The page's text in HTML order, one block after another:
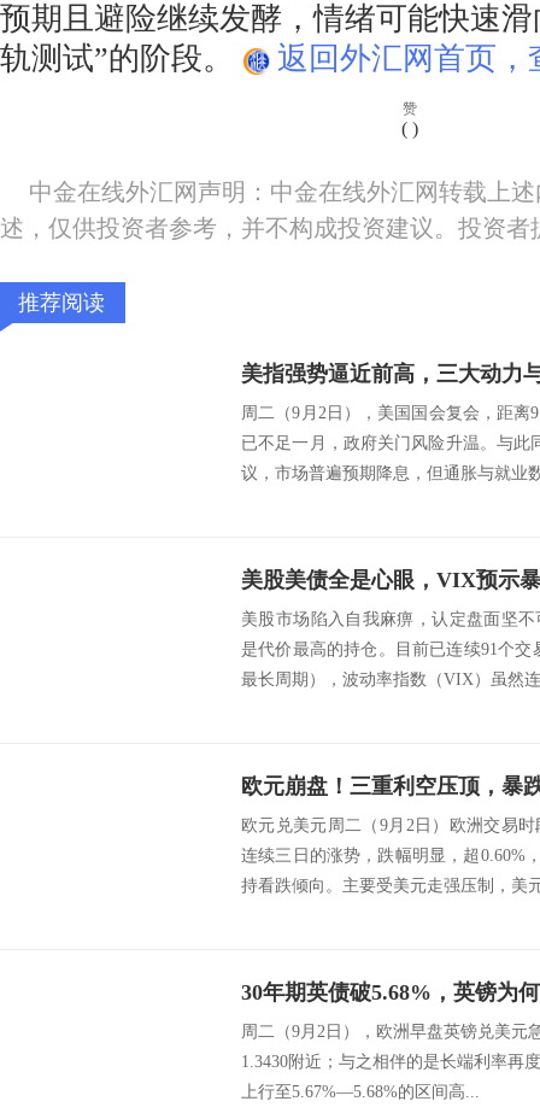
预期且避险继续发酵，情绪可能快速
轨测试”的阶段。
返回外汇网首页，
赞
( )
中金在线外汇网声明：中金在线外汇网转载上
述，仅供投资者参考，并不构成投资建议。投资
推荐阅读
周二（9月2日），美国国会复会，距离
已不足一月，政府关门风险升温。与此
议，市场普遍预期降息，但通胀与就业
美股市场陷入自我麻痹，认定盘面坚
是代价最高的持仓。目前已连续91个交
最长周期），波动率指数（VIX）虽然
欧元兑美元周二（9月2日）欧洲交易
连续三日的涨势，跌幅明显，超0.60%
持看跌倾向。主要受美元走强压制，美
30年期英债破5.68%，英镑为
周二（9月2日），欧洲早盘英镑兑美元
1.3430附近；与之相伴的是长端利率
上行至5.67%—5.68%的区间高...